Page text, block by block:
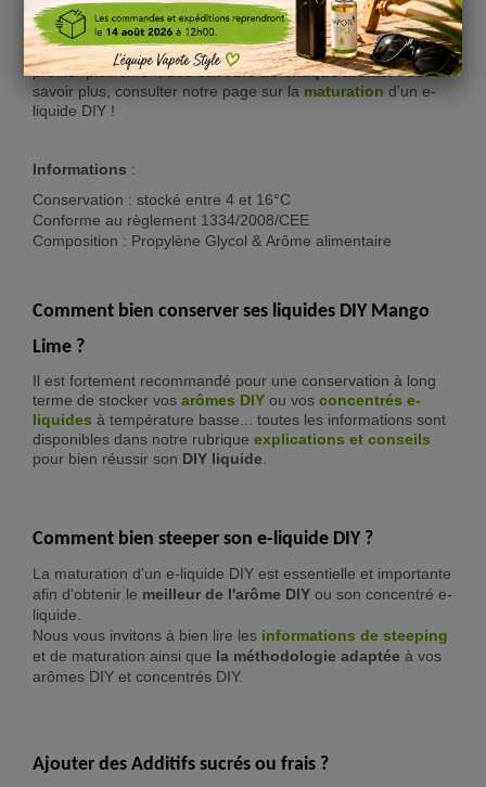
Nous vous conseillons de laisser reposer votre mélangee-
liquide Mango lime - Bubble Islandentre3 et 7 jourspour
profiter pleinementdes saveurs de chaque arôme.Pour en
savoir plus, consulter notre page sur la maturation d’un e-
liquide DIY !
Informations :
Conservation : stocké entre 4 et 16°C
Conforme au règlement 1334/2008/CEE
Composition : Propylène Glycol & Arôme alimentaire
Comment bien conserver ses liquides DIY Mango
Lime ?
Il est fortement recommandé pour une conservation à long
terme de stocker vos arômes DIY ou vos concentrés e-
liquides à température basse... toutes les informations sont
disponibles dans notre rubrique explications et conseils
pour bien réussir son DIY liquide.
Comment bien steeper son e-liquide DIY ?
La maturation d'un e-liquide DIY est essentielle et importante
afin d'obtenir le meilleur de l'arôme DIY ou son concentré e-
liquide.
Nous vous invitons à bien lire les informations de steeping
et de maturation ainsi que la méthodologie adaptée à vos
arômes DIY et concentrés DIY.
Ajouter des Additifs sucrés ou frais ?